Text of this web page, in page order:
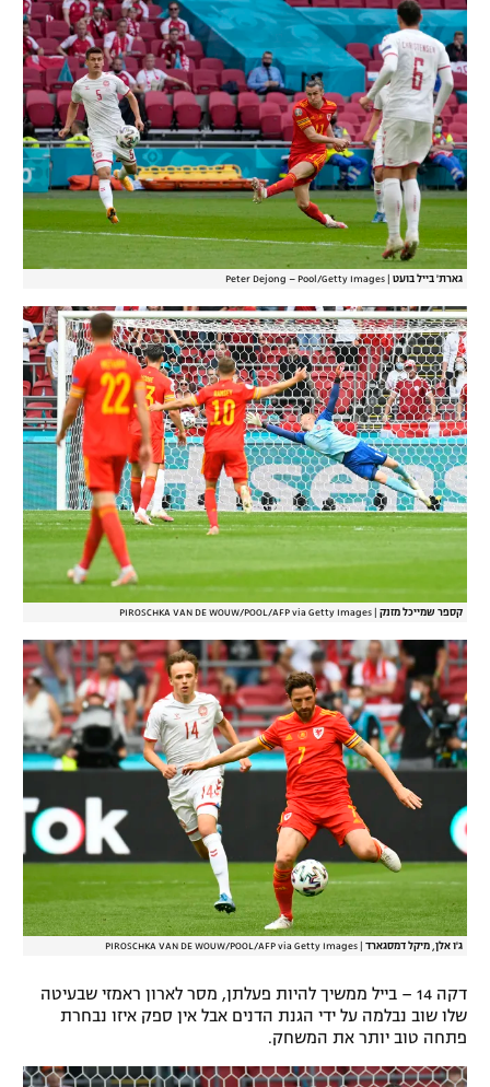
גארת' בייל בועט Peter Dejong – Pool/Getty Images
קספר שמייכל מזנק PIROSCHKA VAN DE WOUW/POOL/AFP via Getty Images
ג'ו אלן, מיקל דמסגארד PIROSCHKA VAN DE WOUW/POOL/AFP via Getty Images
דקה 14 – בייל ממשיך להיות פעלתן, מסר לארון ראמזי שבעיטה
שלו שוב נבלמה על ידי הגנת הדנים אבל אין ספק איזו נבחרת
פתחה טוב יותר את המשחק.